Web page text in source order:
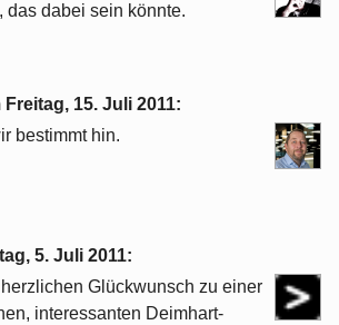
das dabei sein könnte.
Freitag, 15. Juli 2011:
bestimmt hin.
5. Juli 2011:
Glückwunsch zu einer
interessanten Deimhart-